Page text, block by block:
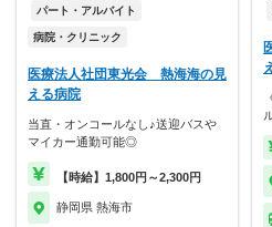
パート・アルバイト
病院・クリニック
医療法人社団東光会 熱海海の見
える病院
当直・オンコールなし♪送迎バスや
マイカー通勤可能◎
【時給】1,800円～2,300円
静岡県 熱海市